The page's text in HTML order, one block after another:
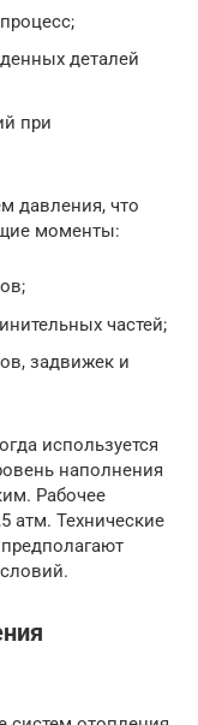
деталей
при
давления, что
моменты:
частей;
задвижек и
используется
наполнения
Рабочее
атм. Технические